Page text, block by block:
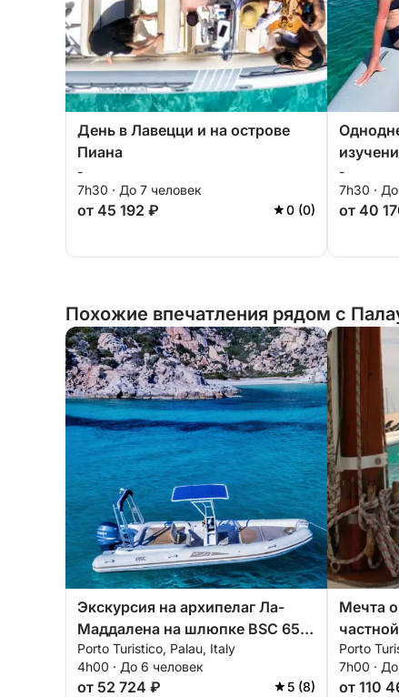
День в Лавецци и на острове
Пиана
-
7h30 · До 7 человек
от 45 192 ₽ 0 (0)
-
7h30 ·
от 40
Похожие впечатления рядом с
Экскурсия на архипелаг Ла-
Маддалена на шлюпке BSC 65 с
водителем (полдня, 4 часа)
Porto Turistico, Palau, Italy
4h00 · До 6 человек
от 52 724 ₽ 5 (8)
Мечта
Палау
Porto
7h00 ·
от 110